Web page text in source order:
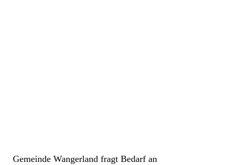
Gemeinde Wangerland fragt Bedarf an